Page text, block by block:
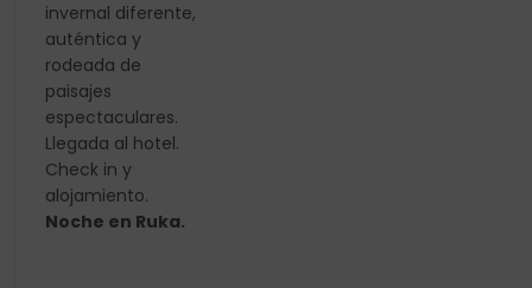
invernal diferente,
auténtica y
rodeada de
paisajes
espectaculares.
Llegada al hotel.
Check in y
alojamiento.
Noche en Ruka.